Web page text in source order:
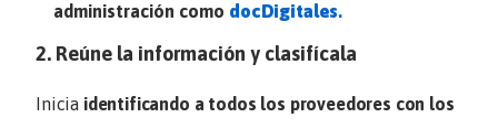
administración como docDigitales.
2. Reúne la información y clasifícala
Inicia identificando a todos los proveedores con los